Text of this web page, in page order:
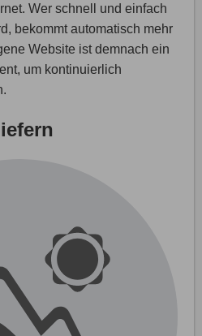
Wer schnell und einfach
bekommt automatisch mehr
Website ist demnach ein
um kontinuierlich